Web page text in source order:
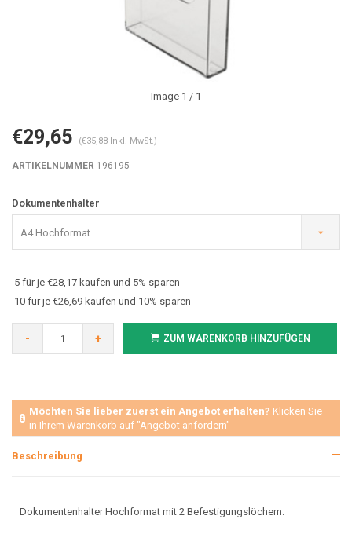
Image 1 / 1
€29,65 (€35,88 Inkl. MwSt.)
ARTIKELNUMMER 196195
Dokumentenhalter
A4 Hochformat
5 für je €28,17 kaufen und 5% sparen
10 für je €26,69 kaufen und 10% sparen
- + ZUM WARENKORB HINZUFÜGEN
Möchten Sie lieber zuerst ein Angebot erhalten? Klicken Sie
in Ihrem Warenkorb auf "Angebot anfordern"
Beschreibung
Dokumentenhalter Hochformat mit 2 Befestigungslöchern.